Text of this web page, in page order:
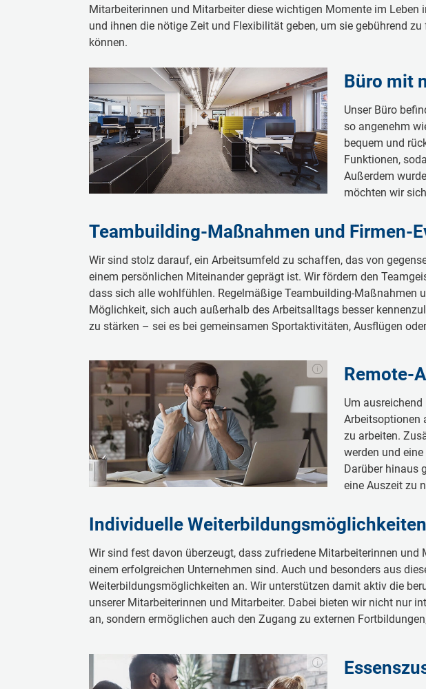
Mitarbeiterinnen und Mitarbeiter diese wichtigen Momente im Leben
und ihnen die nötige Zeit und Flexibilität geben, um sie gebührend
können.
Büro mit
Unser Büro
so angenehm
bequem und
Funktionen,
Außerdem
möchten wir
Teambuilding-Maßnahmen und Firmen-
Wir sind stolz darauf, ein Arbeitsumfeld zu schaffen, das von
einem persönlichen Miteinander geprägt ist. Wir fördern den
dass sich alle wohlfühlen. Regelmäßige Teambuilding-Maßnahmen
Möglichkeit, sich auch außerhalb des Arbeitsalltags besser
zu stärken – sei es bei gemeinsamen Sportaktivitäten, Ausflügen
Remote-
Um
Arbeitsoptionen
zu arbeiten.
werden und
Darüber hinaus
eine Auszeit zu
Individuelle Weiterbildungsmöglichkeiten
Wir sind fest davon überzeugt, dass zufriedene Mitarbeiterinnen und
einem erfolgreichen Unternehmen sind. Auch und besonders aus
Weiterbildungsmöglichkeiten an. Wir unterstützen damit aktiv die
unserer Mitarbeiterinnen und Mitarbeiter. Dabei bieten wir nicht nur
an, sondern ermöglichen auch den Zugang zu externen